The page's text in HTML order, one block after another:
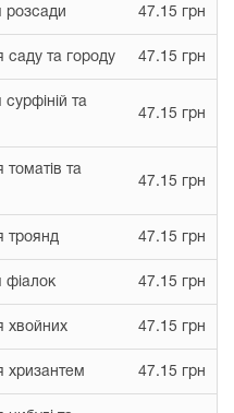
розсади 47.15 грн
саду та городу 47.15 грн
та
47.15 грн
та
47.15 грн
троянд 47.15 грн
фіалок 47.15 грн
хвойних 47.15 грн
хризантем 47.15 грн